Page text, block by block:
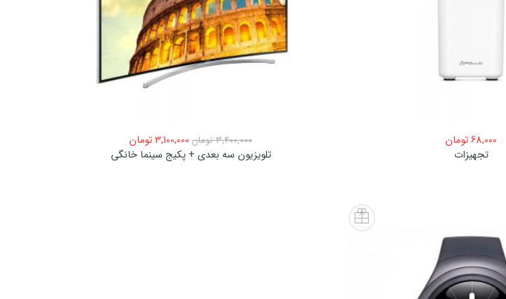
68,000تومان
تجهیزات
3,400,000 تومان 3,100,000تومان
تلویزیون سه بعدی + پکیج سینما خانگی